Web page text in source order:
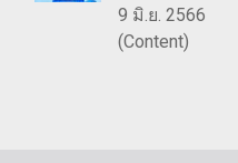
9 มิ.ย. 2566
(Content)